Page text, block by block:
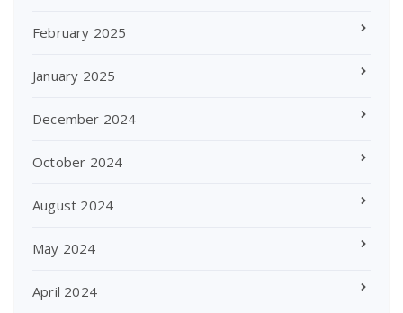
February 2025
January 2025
December 2024
October 2024
August 2024
May 2024
April 2024